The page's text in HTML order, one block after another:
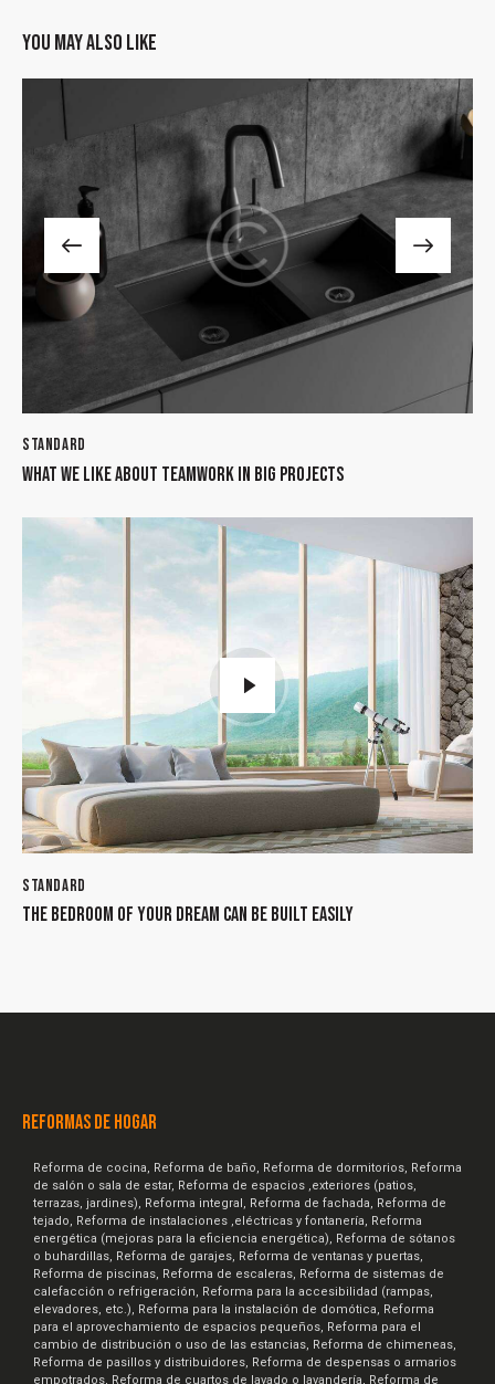
YOU MAY ALSO LIKE
STANDARD
WHAT WE LIKE ABOUT TEAMWORK IN BIG PROJECTS
STANDARD
THE BEDROOM OF YOUR DREAM CAN BE BUILT EASILY
REFORMAS DE HOGAR
Reforma de cocina, Reforma de baño, Reforma de dormitorios, Reforma
de salón o sala de estar, Reforma de espacios ,exteriores (patios,
terrazas, jardines), Reforma integral, Reforma de fachada, Reforma de
tejado, Reforma de instalaciones ,eléctricas y fontanería, Reforma
energética (mejoras para la eficiencia energética), Reforma de sótanos
o buhardillas, Reforma de garajes, Reforma de ventanas y puertas,
Reforma de piscinas, Reforma de escaleras, Reforma de sistemas de
calefacción o refrigeración, Reforma para la accesibilidad (rampas,
elevadores, etc.), Reforma para la instalación de domótica, Reforma
para el aprovechamiento de espacios pequeños, Reforma para el
cambio de distribución o uso de las estancias, Reforma de chimeneas,
Reforma de pasillos y distribuidores, Reforma de despensas o armarios
empotrados, Reforma de cuartos de lavado o lavandería, Reforma de